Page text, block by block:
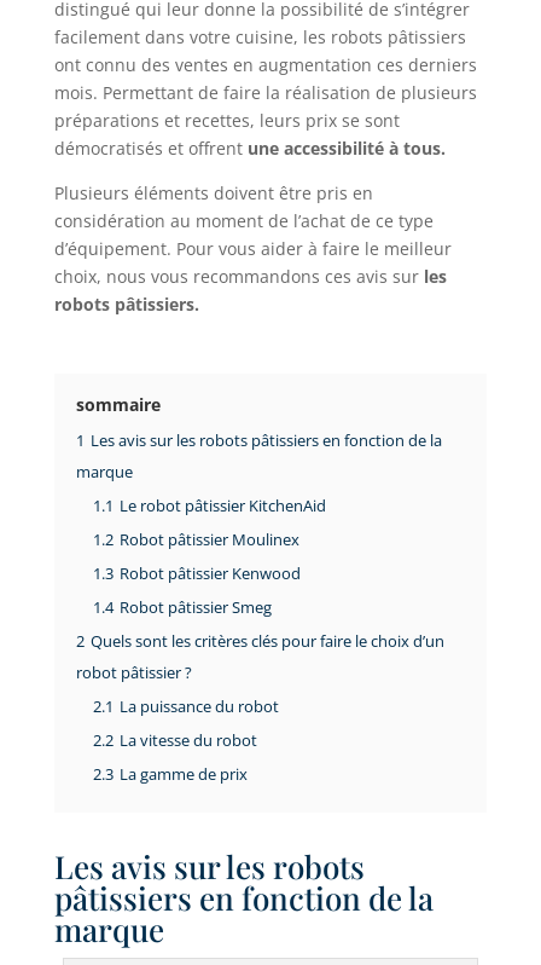
distingué qui leur donne la possibilité de s’intégrer
facilement dans votre cuisine, les robots pâtissiers
ont connu des ventes en augmentation ces derniers
mois. Permettant de faire la réalisation de plusieurs
préparations et recettes, leurs prix se sont
démocratisés et offrent une accessibilité à tous.
Plusieurs éléments doivent être pris en
considération au moment de l’achat de ce type
d’équipement. Pour vous aider à faire le meilleur
choix, nous vous recommandons ces avis sur les
robots pâtissiers.
sommaire
1 Les avis sur les robots pâtissiers en fonction de la
marque
1.1 Le robot pâtissier KitchenAid
1.2 Robot pâtissier Moulinex
1.3 Robot pâtissier Kenwood
1.4 Robot pâtissier Smeg
2 Quels sont les critères clés pour faire le choix d’un
robot pâtissier ?
2.1 La puissance du robot
2.2 La vitesse du robot
2.3 La gamme de prix
Les avis sur les robots
pâtissiers en fonction de la
marque